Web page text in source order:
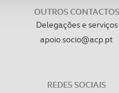
partilhamos
do nosso site de publicidade
que as transferências
OUTROS CONTACTOS
Delegações e serviços
apoio.socio@acp.pt
REDES SOCIAIS